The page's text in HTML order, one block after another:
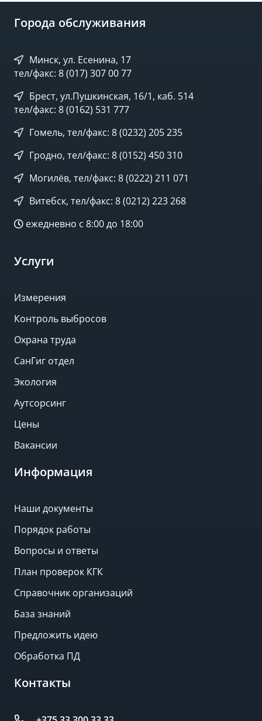
Города обслуживания
Минск, ул. Есенина, 17
тел/факс: 8 (017) 307 00 77
Брест, ул.Пушкинская, 16/1, каб. 514
тел/факс: 8 (0162) 531 777
Гомель, тел/факс: 8 (0232) 205 235
Гродно, тел/факс: 8 (0152) 450 310
Могилёв, тел/факс: 8 (0222) 211 071
Витебск, тел/факс: 8 (0212) 223 268
ежедневно с 8:00 до 18:00
Услуги
Измерения
Контроль выбросов
Охрана труда
СанГиг отдел
Экология
Аутсорсинг
Цены
Вакансии
Информация
Наши документы
Порядок работы
Вопросы и ответы
План проверок КГК
Справочник организаций
База знаний
Предложить идею
Обработка ПД
Контакты